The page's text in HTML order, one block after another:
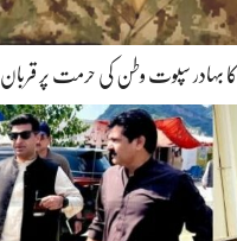
کا بہادر سپوت وطن کی حرمت پر قربان